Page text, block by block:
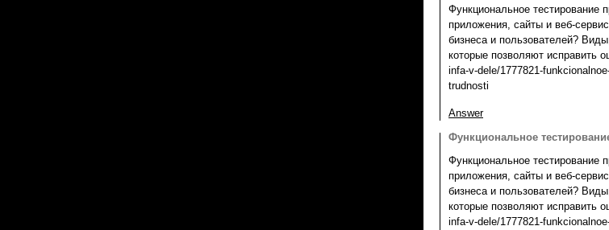
Функциональное тестирование
приложения, сайты и веб-
бизнеса и пользователей?
которые позволяют исправить
infa-v-dele/1777821-
trudnosti
Answer
Функциональное
Функциональное тестирование
приложения, сайты и веб-
бизнеса и пользователей?
которые позволяют исправить
infa-v-dele/1777821-